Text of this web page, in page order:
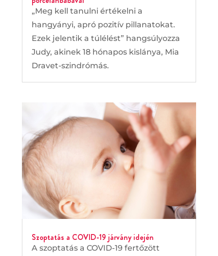
„Meg kell tanulni értékelni a
hangyányi, apró pozitív pillanatokat.
Ezek jelentik a túlélést” hangsúlyozza
Judy, akinek 18 hónapos kislánya, Mia
Dravet-szindrómás.
Szoptatás a COVID-19 járvány idején
A szoptatás a COVID-19 fertőzött